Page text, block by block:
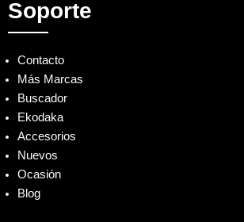
Soporte
Contacto
Más Marcas
Buscador
Ekodaka
Accesorios
Nuevos
Ocasión
Blog